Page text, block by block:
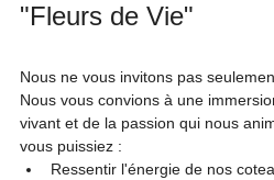
"Fleurs de Vie"
Nous ne vous invitons pas
Nous vous convions à une
vivant et de la passion qui nous
vous puissiez :
Ressentir l'énergie de nos